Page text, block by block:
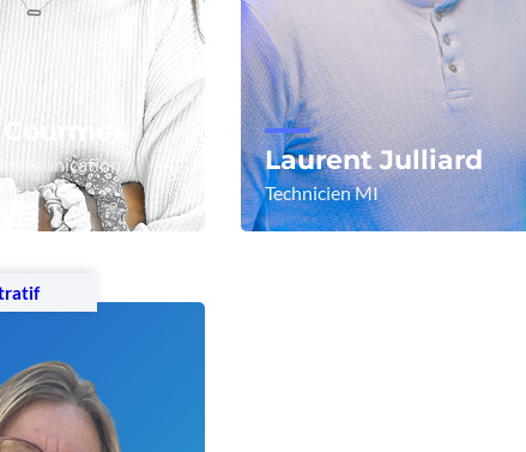
/
Laurent Julliard
Technicien MI